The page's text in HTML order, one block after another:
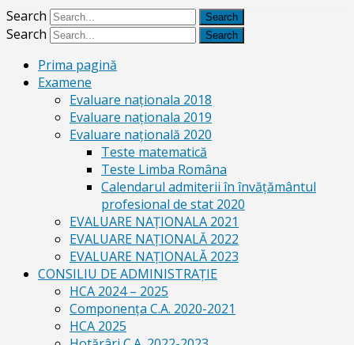
Search
Search
Prima pagină
Examene
Evaluare naționala 2018
Evaluare naționala 2019
Evaluare națională 2020
Teste matematică
Teste Limba Româna
Calendarul admiterii în învăţământul
profesional de stat 2020
EVALUARE NAȚIONALA 2021
EVALUARE NAŢIONALĂ 2022
EVALUARE NAŢIONALĂ 2023
CONSILIU DE ADMINISTRAȚIE
HCA 2024 – 2025
Componența C.A. 2020-2021
HCA 2025